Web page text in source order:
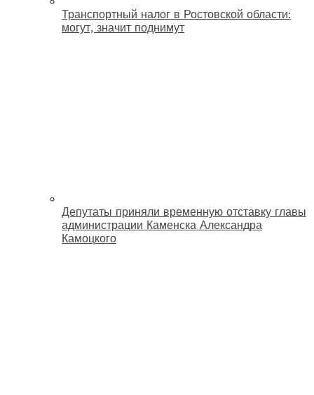
Транспортный налог в Ростовской области:
могут, значит поднимут
Депутаты приняли временную отставку главы
администрации Каменска Александра
Камоцкого